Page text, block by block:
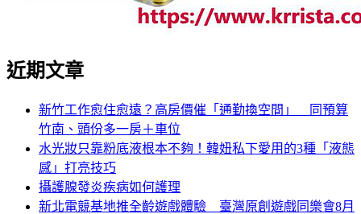
近期文章
新竹工作愈住愈遠？高房價催「通勤換空間」 同預算
竹南、頭份多一房＋車位
水光妝只靠粉底液根本不夠！韓妞私下愛用的3種「液態
感」打亮技巧
攝護腺發炎疾病如何護理
新北電競基地推全齡遊戲體驗 臺灣原創遊戲同樂會8月